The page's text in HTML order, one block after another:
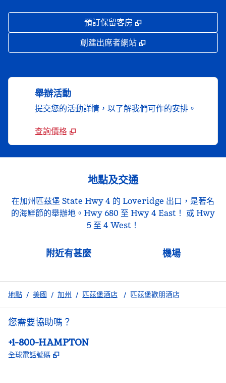
預訂保留客房 ,
創建出席者網站 ,
舉辦活動
提交您的活動詳情，以了解我們可作的安排。
查詢價格
地點及交通
在加州匹茲堡 State Hwy 4 的 Loveridge 出口，是著名
的海鮮節的舉辦地。Hwy 680 至 Hwy 4 East！ 或 Hwy
5 至 4 West！
附近有甚麼 機場
地點 / 美國 / 加州 / 匹茲堡酒店 / 匹茲堡歡朋酒店
您需要協助嗎？
電話：
+1-800-HAMPTON
全球電話號碼 ,